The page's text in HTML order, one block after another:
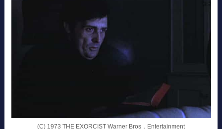
(C) 1973 THE EXORCIST Warner Bros．Entertainment